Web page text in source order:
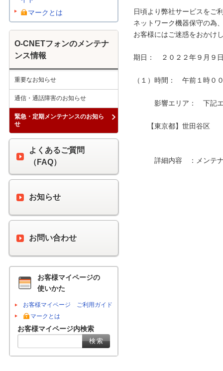
日頃より弊社サービスをご
ネットワーク機器保守の為
お客様にはご迷惑をおかけ
期日：　２０２２年９月９
（１）時間：　午前１時０
影響エリア：　下記エ
【東京都】世田
詳細内容　：メンテナン
マークとは
O-CNETフォンのメンテナ
ンス情報
重要なお知らせ
通信・通話障害のお知らせ
緊急・定期メンテナンスのお知ら
せ
よくあるご質問
（FAQ）
お知らせ
お問い合わせ
お客様マイページの
使いかた
お客様マイページ ご利用ガイド
マークとは
お客様マイページ内検索